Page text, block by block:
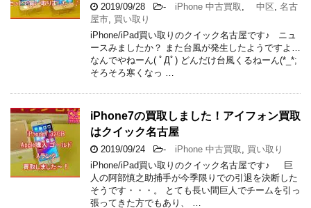
2019/09/28 - iPhone 中古買取 中区 名古
屋市 買い取り
iPhone/iPad買い取りのクイック名古屋です♪ ニュ
ースみましたか？ また台風が発生したようですよ…
なんでやねーん( ﾟДﾟ) どんだけ台風くるねーん(*_*;
そろそろ寒くなっ …
iPhone7の買取しました！アイフォン買取
はクイック名古屋
2019/09/24 - iPhone 中古買取
買い取り
iPhone/iPad買い取りのクイック名古屋です♪ 巨
人の阿部慎之助捕手が今季限りでの引退を決断した
そうです・・・。 とても長い間巨人でチームを引っ
張ってきた方でもあり、 …